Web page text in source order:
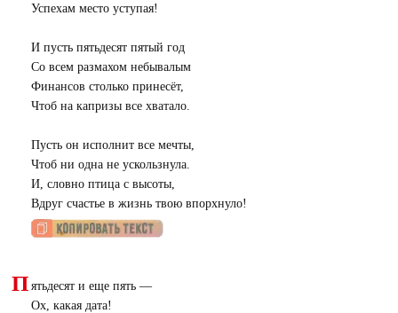
Успехам место уступая!
И пусть пятьдесят пятый год
Со всем размахом небывалым
Финансов столько принесёт,
Чтоб на капризы все хватало.
Пусть он исполнит все мечты,
Чтоб ни одна не ускользнула.
И, словно птица с высоты,
Вдруг счастье в жизнь твою впорхнуло!
П ятьдесят и еще пять —
Ох, какая дата!